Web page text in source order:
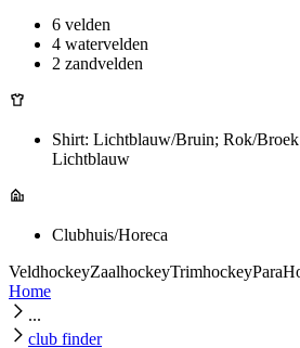
6 velden
4 watervelden
2 zandvelden
Shirt: Lichtblauw/Bruin; Rok/
Lichtblauw
Clubhuis/Horeca
VeldhockeyZaalhockeyTrimhockey
Home
...
club finder